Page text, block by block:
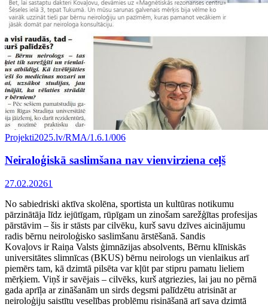
Projekti2025.lv/RMA/1.6.1/006
Neiraloģiskā saslimšana nav vienvirziena ceļš
27.02.20261
No sabiedriski aktīva skolēna, sportista un kultūras notikumu
pārzinātāja līdz iejūtīgam, rūpīgam un zinošam sarežģītas profesijas
pārstāvim – šis ir stāsts par cilvēku, kurš savu dzīves aicinājumu
radis bērnu neiroloģisko saslimšanu ārstēšanā. Sandis
Kovaļovs ir Raiņa Valsts ģimnāzijas absolvents, Bērnu klīniskās
universitātes slimnīcas (BKUS) bērnu neirologs un vienlaikus arī
piemērs tam, kā dzimtā pilsēta var kļūt par stipru pamatu lieliem
mērķiem. Viņš ir savējais – cilvēks, kurš atgriezies, lai jau no pērnā
gada aprīļa ar zināšanām un sirds degsmi palīdzētu atrisināt ar
neiroloģiju saistītu veselības problēmu risināšanā arī sava dzimtā